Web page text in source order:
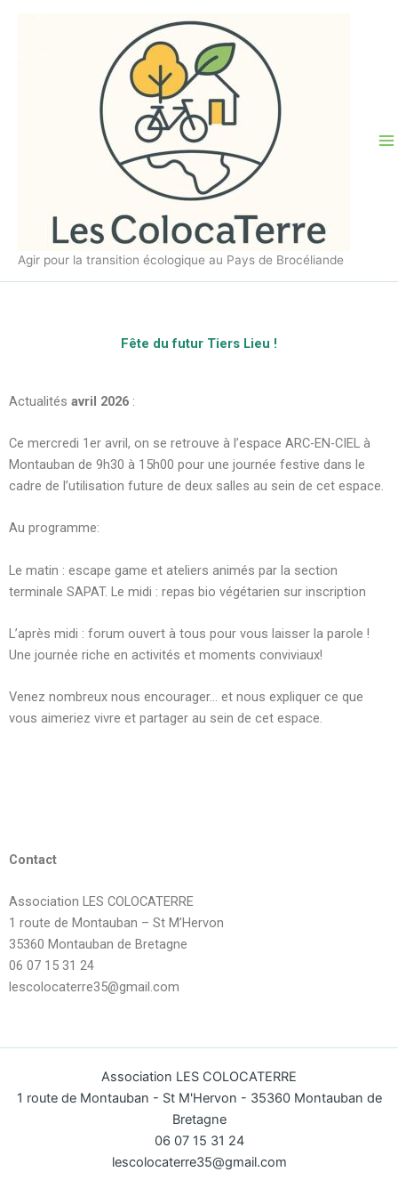
Agir pour la transition écologique au Pays de Brocéliande
Fête du futur Tiers Lieu !
Actualités avril 2026 :
Ce mercredi 1er avril, on se retrouve à l’espace ARC-EN-CIEL à
Montauban de 9h30 à 15h00 pour une journée festive dans le
cadre de l’utilisation future de deux salles au sein de cet espace.
Au programme:
Le matin : escape game et ateliers animés par la section
terminale SAPAT. Le midi : repas bio végétarien sur inscription
L’après midi : forum ouvert à tous pour vous laisser la parole !
Une journée riche en activités et moments conviviaux!
Venez nombreux nous encourager… et nous expliquer ce que
vous aimeriez vivre et partager au sein de cet espace.
Contact
Association LES COLOCATERRE
1 route de Montauban – St M’Hervon
35360 Montauban de Bretagne
06 07 15 31 24
lescolocaterre35@gmail.com
Association LES COLOCATERRE
1 route de Montauban - St M'Hervon - 35360 Montauban de
Bretagne
06 07 15 31 24
lescolocaterre35@gmail.com